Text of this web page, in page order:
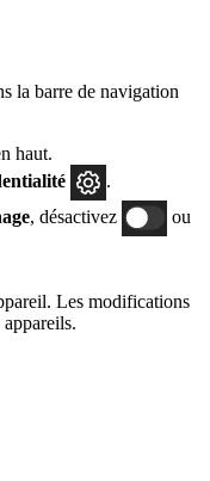
la barre de navigation
haut.
.
, désactivez
ou
Les modifications